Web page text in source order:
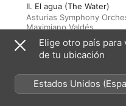
II. El agua (The Water)
Asturias Symphony
Maximiano Valdés
III. La tierra (The Earth)
Asturias Symphony
Maximiano Valdés
IV. El aire (The Air)
Asturias Symphony
Maximiano Valdés
Elige otro país
de tu ubicación
Estados Unidos
México)